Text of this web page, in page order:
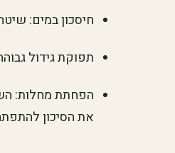
חיסכון במים:
תפוקת גידול
הפחתת מחלות:
את הסיכון